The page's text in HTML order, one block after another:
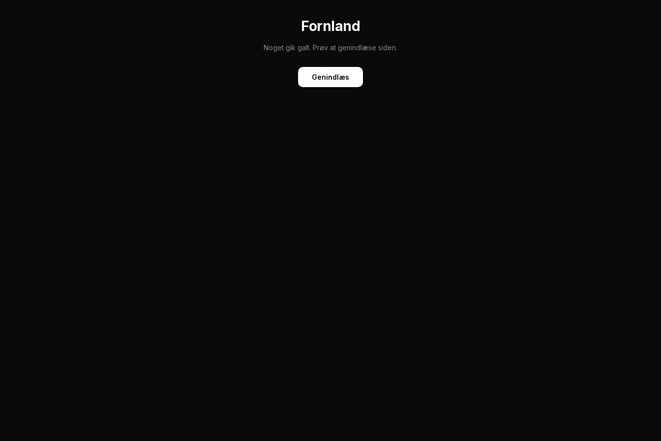
Fornland
Noget gik galt. Prøv at genindlæse siden.
Genindlæs